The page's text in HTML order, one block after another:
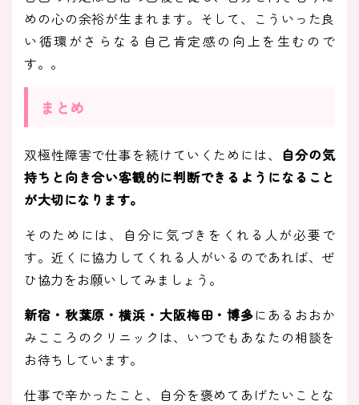
めの心の余裕が生まれます。そして、こういった良
い循環がさらなる自己肯定感の向上を生むので
す。。
まとめ
双極性障害で仕事を続けていくためには、 自分の気
持ちと向き合い客観的に判断できるようになること
が大切になります。
そのためには、自分に気づきをくれる人が必要で
す。近くに協力してくれる人がいるのであれば、ぜ
ひ協力をお願いしてみましょう。
新宿・秋葉原・横浜・大阪梅田・博多にあるおおか
みこころのクリニックは、いつでもあなたの相談を
お待ちしています。
仕事で辛かったこと、自分を褒めてあげたいことな